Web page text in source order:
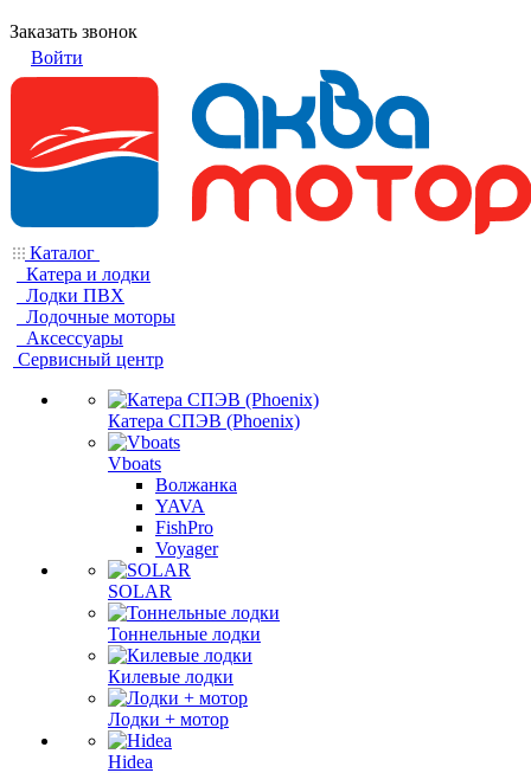
Заказать звонок
Войти
Каталог
Катера и лодки
Лодки ПВХ
Лодочные моторы
Аксессуары
Сервисный центр
Катера СПЭВ (Phoenix)
Vboats
Волжанка
YAVA
FishPro
Voyager
SOLAR
Тоннельные лодки
Килевые лодки
Лодки + мотор
Hidea